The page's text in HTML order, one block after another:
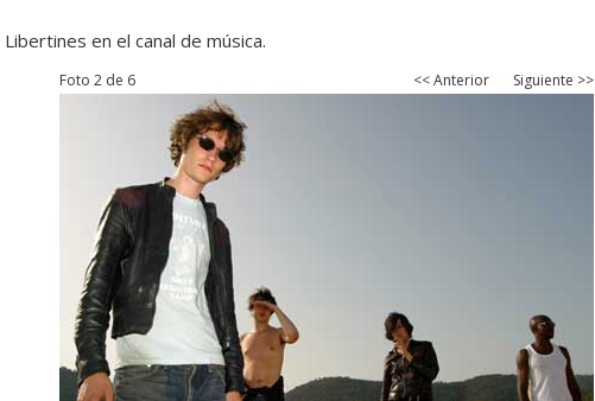
en el canal de música.
Foto 2 de 6 << Anterior Siguiente >>